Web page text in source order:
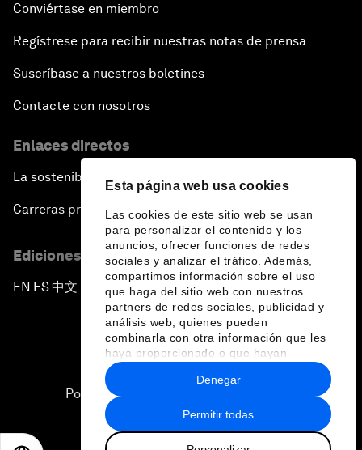
Esta página web usa cookies
Las cookies de este sitio web se usan
para personalizar el contenido y los
anuncios, ofrecer funciones de redes
sociales y analizar el tráfico. Además,
compartimos información sobre el uso
que haga del sitio web con nuestros
partners de redes sociales, publicidad y
análisis web, quienes pueden
combinarla con otra información que les
haya proporcionado o que hayan
recopilado a partir del uso que haya
hecho de sus servicios.
Permitir todas
Denegar
Conviértase en miembro
Regístrese para recibir nuestras notas de prensa
Suscríbase a nuestros boletines
Contacte con nosotros
Enlaces directos
La sostenibilidad en el Foro
Carreras profesionales
Ediciones en otros idiomas
EN ▪ES▪中文▪ 日本語
Política de privacidad y normas de uso
Sitemap